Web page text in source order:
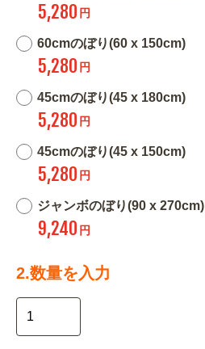
5,280 円
60cmのぼり(60 x 150cm)
5,280 円
45cmのぼり(45 x 180cm)
5,280 円
45cmのぼり(45 x 150cm)
5,280 円
ジャンボのぼり(90 x 270cm)
9,240 円
2.数量を入力